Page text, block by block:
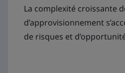
La complexité croissante
d’approvisionnement
de risques et